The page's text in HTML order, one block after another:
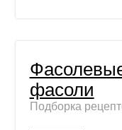
фасоли
Подборка